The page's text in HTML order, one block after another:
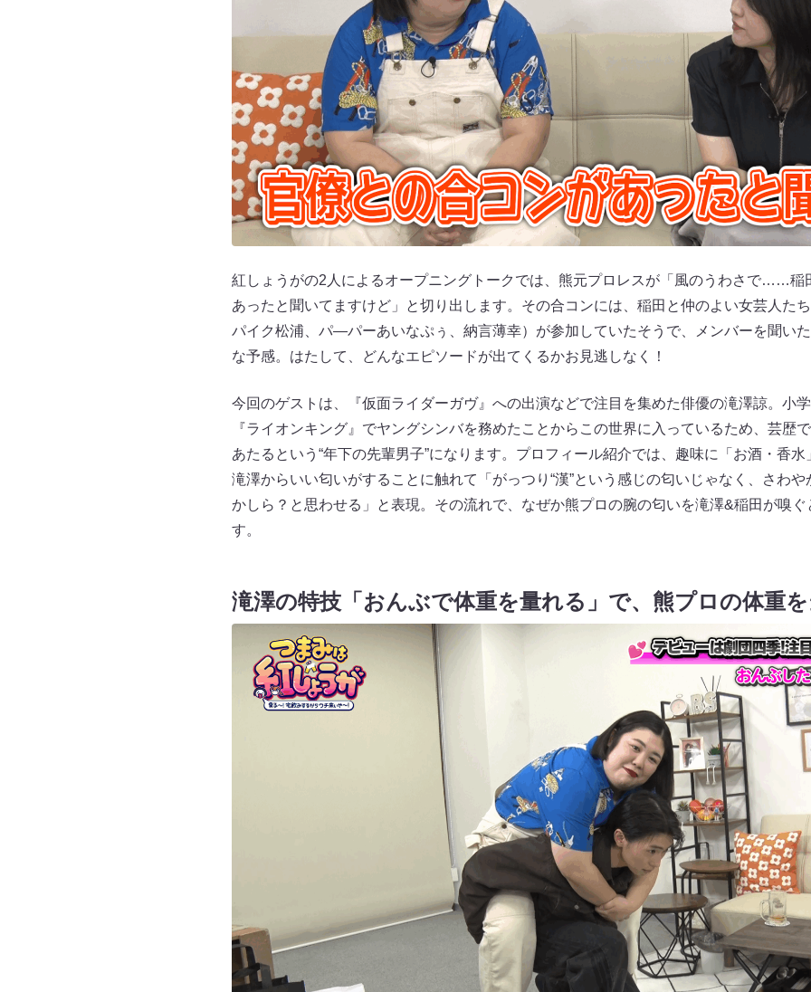
紅しょうがの2人によるオープニングトークでは、熊元プロレスが「風のうわさで……稲
あったと聞いてますけど」と切り出します。その合コンには、稲田と仲のよい女芸人た
パイク松浦、パ―パーあいなぷぅ、納言薄幸）が参加していたそうで、メンバーを聞い
な予感。はたして、どんなエピソードが出てくるかお見逃しなく！
今回のゲストは、『仮面ライダーガヴ』への出演などで注目を集めた俳優の滝澤諒。小
『ライオンキング』でヤングシンバを務めたことからこの世界に入っているため、芸歴
あたるという“年下の先輩男子”になります。プロフィール紹介では、趣味に「お酒・香
滝澤からいい匂いがすることに触れて「がっつり“漢”という感じの匂いじゃなく、さわ
かしら？と思わせる」と表現。その流れで、なぜか熊プロの腕の匂いを滝澤&稲田が嗅
す。
滝澤の特技「おんぶで体重を量れる」で、熊プロの体重